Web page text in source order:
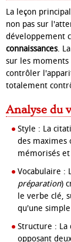
La leçon
non pas sur
développement
connaissances.
sur les moments
contrôler
totalement
Analyse du
Style : La
des maximes
mémorisés et
Vocabulaire :
préparation)
le verbe clé,
qu'une
Structure :
opposant